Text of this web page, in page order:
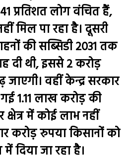
प्रतिशत लोग वंचित हैं,
मिल पा रहा है। दूसरी
की सब्सिडी 2031 तक
दी थी, इससे 2 करोड़
वहीं केन्द्र सरकार
गई 1.11 लाख करोड़ की
क्षेत्र में कोई लाभ नहीं
करोड़ रुपया किसानों को
दिया जा रहा है।